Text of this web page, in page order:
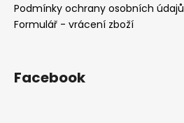
Podmínky ochrany osobních údajů
Formulář - vrácení zboží
Facebook